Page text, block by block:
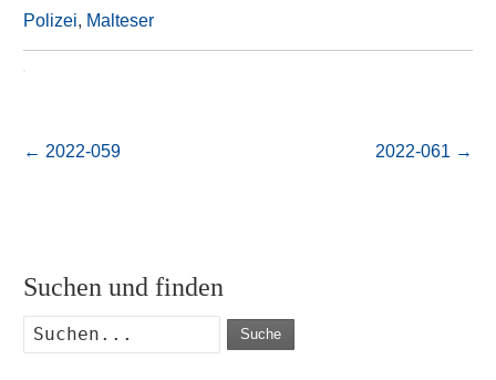
Polizei, Malteser
← 2022-059 2022-061 →
Suchen und finden
Suche